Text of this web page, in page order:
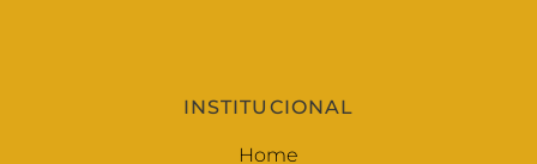
INSTITUCIONAL
Home